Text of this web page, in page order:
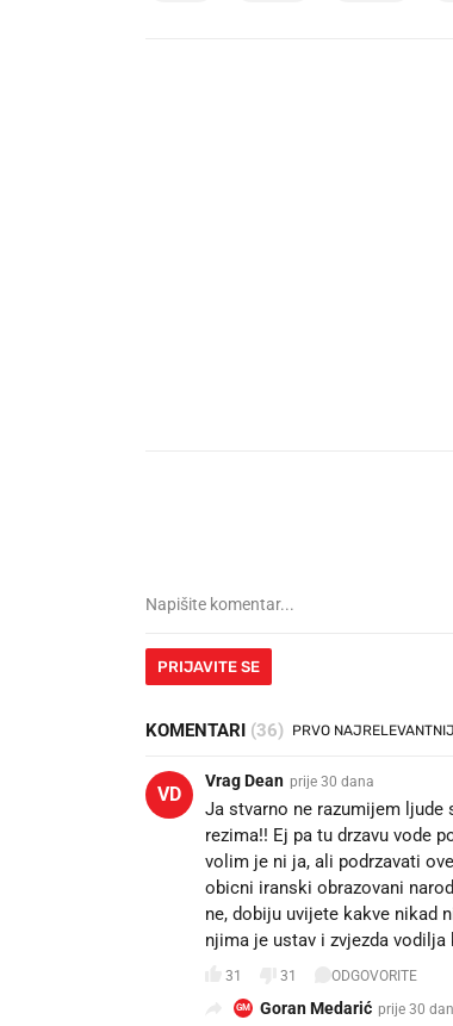
PRIJAVITE SE
KOMENTARI (36) PRVO
VD
Vrag Dean prije 30 dana
Ja stvarno ne razumijem
rezima!! Ej pa tu drzavu vode
volim je ni ja, ali podrzavati
obicni iranski obrazovani
ne, dobiju uvijete kakve nikad
njima je ustav i zvjezda vodilja
31 31 ODGOVORITE
GM Goran Medarić prije 30